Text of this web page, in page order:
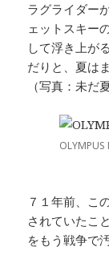
ラグライダー
ェットスキー
して浮き上が
だりと、夏は
（写真：未だ
OLYMPUS
７１年前、こ
されていたこ
をもう戦争で